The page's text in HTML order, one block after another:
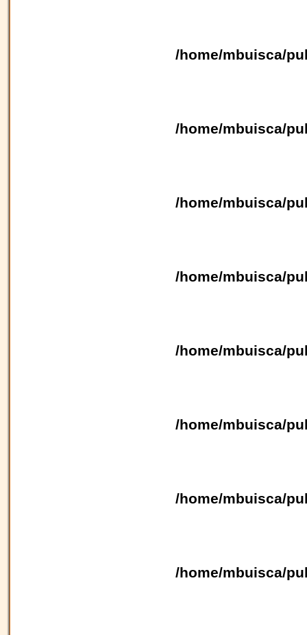
/home/mbuisca/
/home/mbuisca/
/home/mbuisca/
/home/mbuisca/
/home/mbuisca/
/home/mbuisca/
/home/mbuisca/
/home/mbuisca/